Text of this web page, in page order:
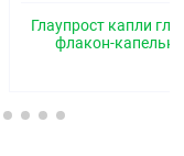
оттока
наблюдается
Глаупрост капли
флакон-